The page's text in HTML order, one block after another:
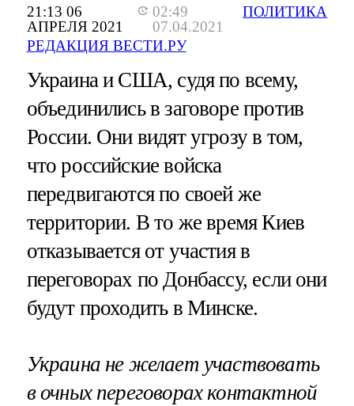
21:13 06
АПРЕЛЯ 2021
02:49
07.04.2021
РЕДАКЦИЯ ВЕСТИ.РУ
ПОЛИТИКА
Украина и США, судя по всему,
объединились в заговоре против
России. Они видят угрозу в том,
что российские войска
передвигаются по своей же
территории. В то же время Киев
отказывается от участия в
переговорах по Донбассу, если они
будут проходить в Минске.
Украина не желает участвовать
в очных переговорах контактной